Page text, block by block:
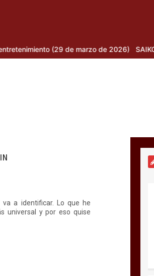
de 2026) SAIKO REGRESA A LA
a identificar. Lo que he
universal y por eso quise